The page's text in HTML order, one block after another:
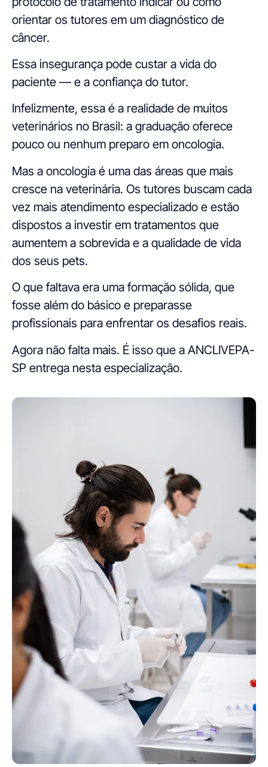
orientar os tutores em um diagnóstico de
câncer.
Essa insegurança pode custar a vida do
paciente — e a confiança do tutor.
Infelizmente, essa é a realidade de muitos
veterinários no Brasil: a graduação oferece
pouco ou nenhum preparo em oncologia.
Mas a oncologia é uma das áreas que mais
cresce na veterinária. Os tutores buscam cada
vez mais atendimento especializado e estão
dispostos a investir em tratamentos que
aumentem a sobrevida e a qualidade de vida
dos seus pets.
O que faltava era uma formação sólida, que
fosse além do básico e preparasse
profissionais para enfrentar os desafios reais.
Agora não falta mais. É isso que a ANCLIVEPA-
SP entrega nesta especialização.